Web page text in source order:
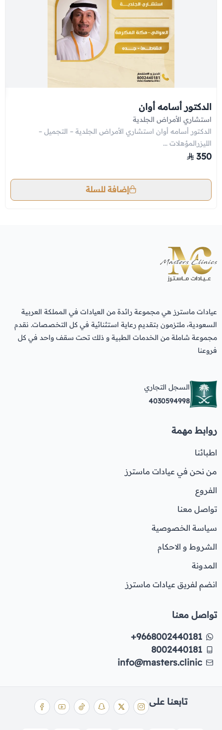
الدكتور أسامه أوان
استشاري الأمراض الجلدية
الدكتور أسامه أوان استشاري الأمراض الجلدية – التجميل –
الليزرالمؤهلات ...
350
إضافة للسلة
عيادات ماسترز هي مجموعة رائدة من العيادات في المملكة العربية
السعودية، ملتزمون بتقديم رعاية استثنائية في كل التخصصات. نقدم
مجموعة شاملة من الخدمات الطبية و ذلك تحت سقف واحد في كل
فروعنا
السجل التجاري
4030594998
روابط مهمة
اطبائنا
من نحن في عيادات ماسترز
الفروع
تواصل معنا
سياسة الخصوصية
الشروط و الاحكام
المدونة
انضم لفريق عيادات ماسترز
تواصل معنا
+9668002440181
8002440181
info@masters.clinic
تابعنا على